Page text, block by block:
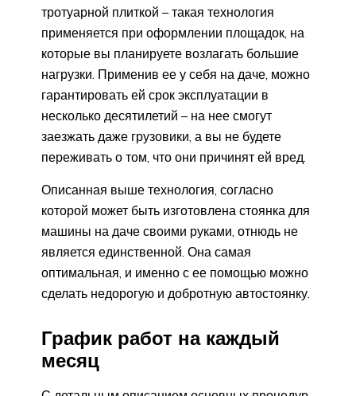
тротуарной плиткой – такая технология
применяется при оформлении площадок, на
которые вы планируете возлагать большие
нагрузки. Применив ее у себя на даче, можно
гарантировать ей срок эксплуатации в
несколько десятилетий – на нее смогут
заезжать даже грузовики, а вы не будете
переживать о том, что они причинят ей вред.
Описанная выше технология, согласно
которой может быть изготовлена стоянка для
машины на даче своими руками, отнюдь не
является единственной. Она самая
оптимальная, и именно с ее помощью можно
сделать недорогую и добротную автостоянку.
График работ на каждый
месяц